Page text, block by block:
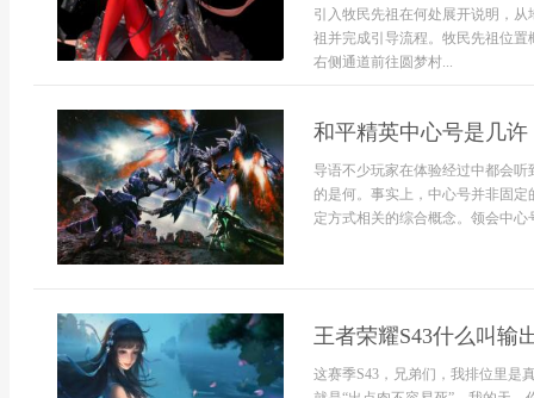
引入牧民先祖在何处展开说明，
祖并完成引导流程。牧民先祖位
右侧通道前往圆梦村...
和平精英中心号是几许
导语不少玩家在体验经过中都会
的是何。事实上，中心号并非固
定方式相关的综合概念。领会中
王者荣耀S43什么叫输
这赛季S43，兄弟们，我排位里是